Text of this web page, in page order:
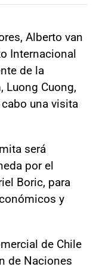
Alberto van
Internacional
de la
Luong Cuong,
una visita
será
por el
Boric, para
y
de Chile
de Naciones